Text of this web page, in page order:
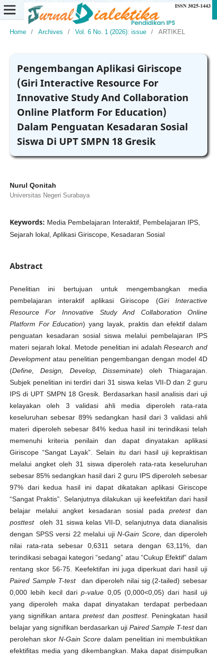
Home / Archives / Vol. 6 No. 1 (2026): issue / ARTIKEL
Pengembangan Aplikasi Giriscope
(Giri Interactive Resource For
Innovative Study And Collaboration
Online Platform For Education)
Dalam Penguatan Kesadaran Sosial
Siswa Di UPT SMPN 18 Gresik
Nurul Qonitah
Universitas Negeri Surabaya
Keywords: Media Pembelajaran Interaktif, Pembelajaran IPS,
Sejarah lokal, Aplikasi Giriscope, Kesadaran Sosial
Abstract
Penelitian ini bertujuan untuk mengembangkan media
pembelajaran interaktif aplikasi Giriscope (Giri Interactive
Resource For Innovative Study And Collaboration Online
Platform For Education) yang layak, praktis dan efektif dalam
penguatan kesadaran sosial siswa melalui pembelajaran IPS
materi sejarah lokal. Metode penelitian ini adalahResearch and
Development atau penelitian pengembangan dengan model 4D
(Define, Design, Develop, Disseminate) oleh Thiagarajan.
Subjek penelitian ini terdiri dari 31 siswa kelas VII-D dan 2 guru
IPS di UPT SMPN 18 Gresik. Berdasarkan hasil analisis dari uji
kelayakan oleh 3 validasi ahli media diperoleh rata-rata
keseluruhan sebesar 89% sedangkan hasil dari 3 validasi ahli
materi diperoleh sebesar 84% kedua hasil ini terindikasi telah
memenuhi kriteria penilain dan dapat dinyatakan aplikasi
Giriscope “Sangat Layak”. Selain itu dari hasil uji kepraktisan
melalui angket oleh 31 siswa diperoleh rata-rata keseluruhan
sebesar 85% sedangkan hasil dari 2 guru IPS diperoleh sebesar
97% dari kedua hasil ini dapat dikatakan aplikasi Giriscope
“Sangat Praktis”. Selanjutnya dilakukan uji keefektifan dari hasil
belajar melalui angket kesadaran sosial padapretestdan
posttest
oleh 31 siswa kelas VII-D, selanjutnya data dianalisis
dengan SPSS versi 22 melalui ujiN-Gain Score,dan diperoleh
nilai rata-rata sebesar 0,6311 setara dengan 63,11%, dan
terindikasi sebagai kategori “sedang” atau “Cukup Efektif” dalam
rentang skor 56-75. Keefektifan ini juga diperkuat dari hasil uji
Paired Sample T-test dan diperoleh nilai sig.(2-tailed) sebesar
0,000 lebih kecil darip-value 0,05 (0,000<0,05) dari hasil uji
yang diperoleh maka dapat dinyatakan terdapat perbedaan
yang signifikan antarapretest dan posttest. Peningkatan hasil
belajar yang signifikan berdasarkan ujiPaired Sample T-testdan
perolehan skorN-Gain Score dalam penelitian ini membuktikan
efektifitas media yang dikembangkan. Maka dapat disimpulkan